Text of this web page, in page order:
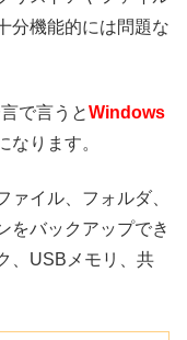
分機能的には問題な
で言うとWindows
なります。
イル、フォルダ、
をバックアップでき
、USBメモリ、共